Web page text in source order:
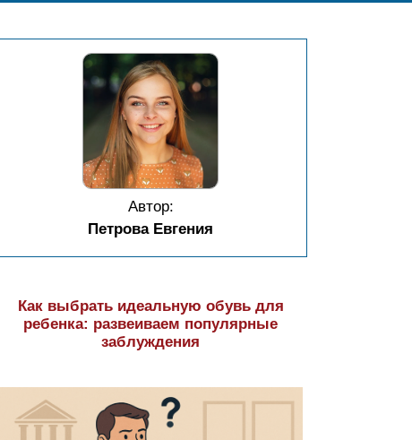
Автор:
Петрова Евгения
Как выбрать идеальную обувь для
ребенка: развеиваем популярные
заблуждения